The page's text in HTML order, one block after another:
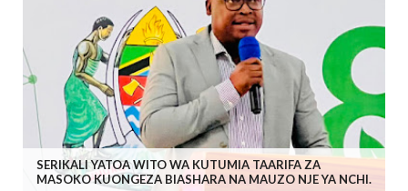
SERIKALI YATOA WITO WA KUTUMIA TAARIFA ZA
MASOKO KUONGEZA BIASHARA NA MAUZO NJE YA NCHI.